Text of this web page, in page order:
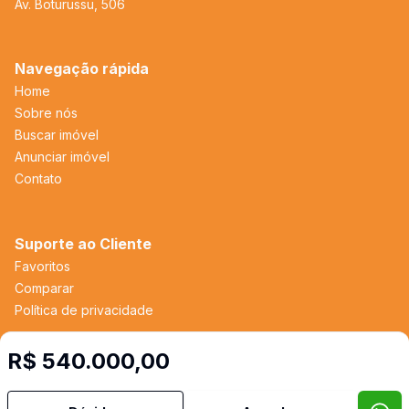
R$ 540.000,00
Av. Boturussu, 506
Navegação rápida
Home
Sobre nós
Buscar imóvel
Anunciar imóvel
Contato
Suporte ao Cliente
Favoritos
Comparar
Política de privacidade
Selo de Tecnologia Loft